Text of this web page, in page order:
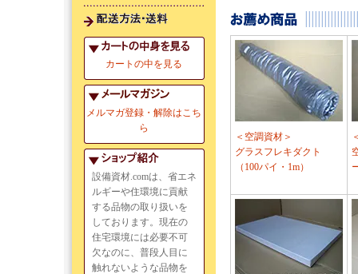
カートの中を見る
メルマガ登録・解除はこち
ら
設備資材.comは、省エネ
ルギーや住環境に貢献
する品物の取り扱いを
しております。現在の
住宅環境には必要不可
欠なのに、普段人目に
触れないような品物を
＜空調資材＞
グラスフレキダクト
（100パイ・1m）